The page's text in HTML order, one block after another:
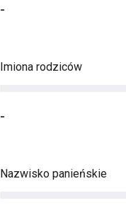
-
Imiona rodziców
-
Nazwisko panieńskie